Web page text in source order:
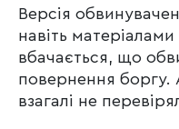
Версія
навіть
вбачається, що
повернення боргу.
взагалі не